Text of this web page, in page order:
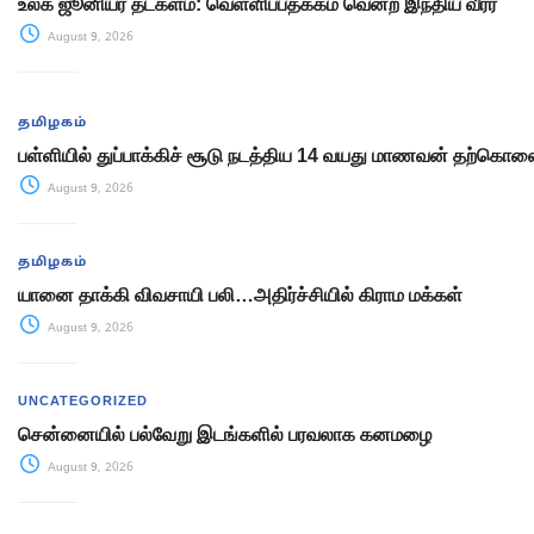
August 9, 2026
தமிழகம்
பள்ளியில் துப்பாக்கிச் சூடு நடத்திய 14 வயது மாணவன்
August 9, 2026
தமிழகம்
யானை தாக்கி விவசாயி பலி…அதிர்ச்சியில் கிராம மக்கள்
August 9, 2026
UNCATEGORIZED
சென்னையில் பல்வேறு இடங்களில் பரவலாக கனமழை
August 9, 2026